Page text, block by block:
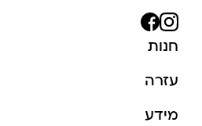
חנות
צמידים
עזרה
מידע